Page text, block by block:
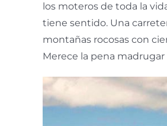
los moteros de toda la
tiene sentido. Una
montañas rocosas con
Merece la pena